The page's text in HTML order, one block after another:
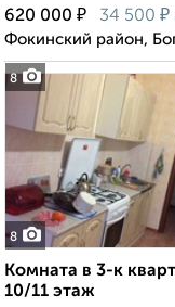
8
620 000 ₽ 34 500 ₽
Фокинский район,
8
Комната в 3-к
10/11 этаж